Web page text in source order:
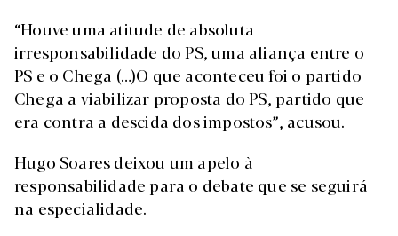
“Houve uma atitude de absoluta
irresponsabilidade do PS, uma aliança entre o
PS e o Chega (…)O que aconteceu foi o partido
Chega a viabilizar proposta do PS, partido que
era contra a descida dos impostos”, acusou.
Hugo Soares deixou um apelo à
responsabilidade para o debate que se seguirá
na especialidade.